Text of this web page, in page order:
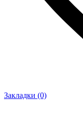
Закладки (0)